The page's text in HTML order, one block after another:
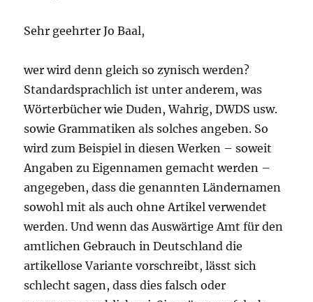
Sehr geehrter Jo Baal,
wer wird denn gleich so zynisch werden?
Standardsprachlich ist unter anderem, was
Wörterbücher wie Duden, Wahrig, DWDS usw.
sowie Grammatiken als solches angeben. So
wird zum Beispiel in diesen Werken – soweit
Angaben zu Eigennamen gemacht werden –
angegeben, dass die genannten Ländernamen
sowohl mit als auch ohne Artikel verwendet
werden. Und wenn das Auswärtige Amt für den
amtlichen Gebrauch in Deutschland die
artikellose Variante vorschreibt, lässt sich
schlecht sagen, dass dies falsch oder